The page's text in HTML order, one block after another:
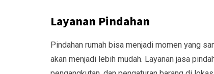
Layanan Pindahan
Pindahan rumah bisa menjadi momen yang
akan menjadi lebih mudah. Layanan jasa